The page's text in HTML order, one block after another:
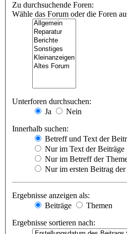
Zu durchsuchende Foren:
Wähle das Forum oder die Foren
Unterforen durchsuchen:
Ja
Nein
Innerhalb suchen:
Betreff und Text der
Nur im Text der Beiträge
Nur im Betreff der
Nur im ersten Beitrag der
Ergebnisse anzeigen als:
Beiträge
Themen
Ergebnisse sortieren nach: